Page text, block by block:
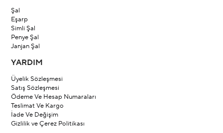
Şal
Eşarp
Simli Şal
Penye Şal
Janjan Şal
YARDIM
Üyelik Sözleşmesi
Satış Sözleşmesi
Ödeme Ve Hesap Numaraları
Teslimat Ve Kargo
İade Ve Değişim
Gizlilik ve Çerez Politikası